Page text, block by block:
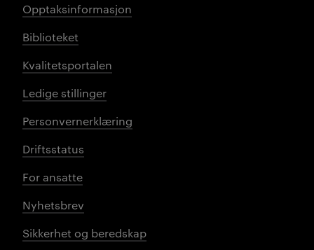
Opptaksinformasjon
Biblioteket
Kvalitetsportalen
Ledige stillinger
Personvernerklæring
Driftsstatus
For ansatte
Nyhetsbrev
Sikkerhet og beredskap